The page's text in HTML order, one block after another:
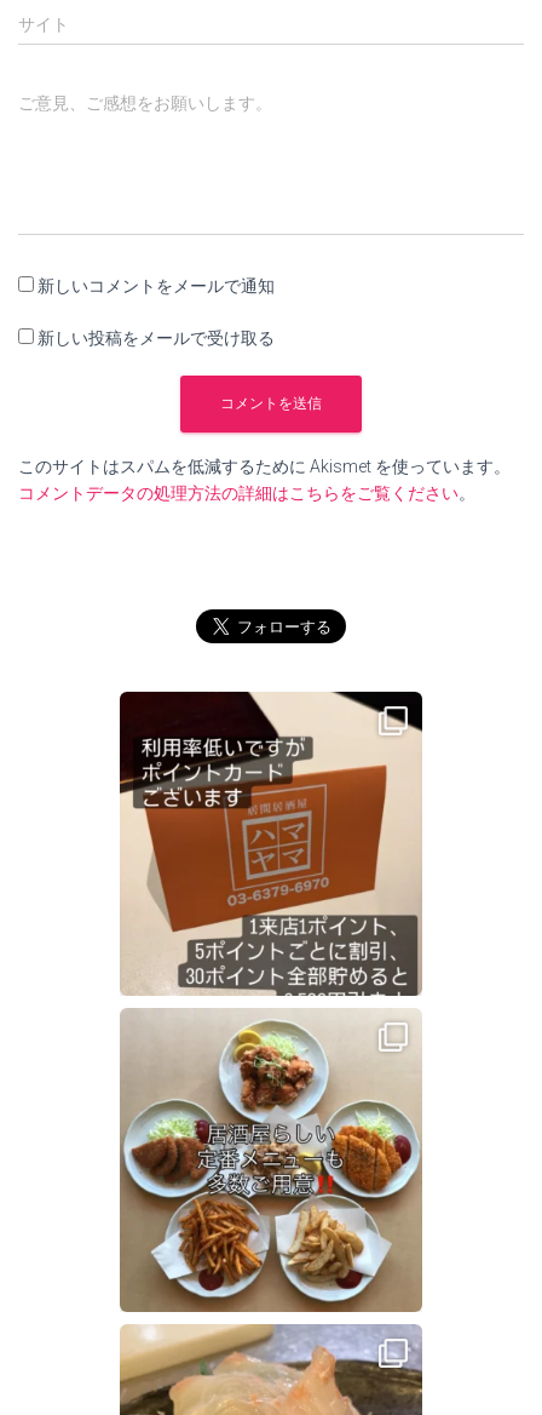
サイト
ご意見、ご感想をお願いします。
新しいコメントをメールで通知
新しい投稿をメールで受け取る
このサイトはスパムを低減するために Akismet を使っています。
コメントデータの処理方法の詳細はこちらをご覧ください。